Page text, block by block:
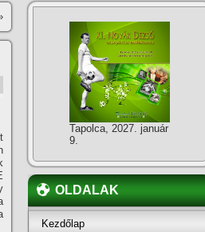
Tapolca, 2027. január
9.
OLDALAK
Kezdőlap